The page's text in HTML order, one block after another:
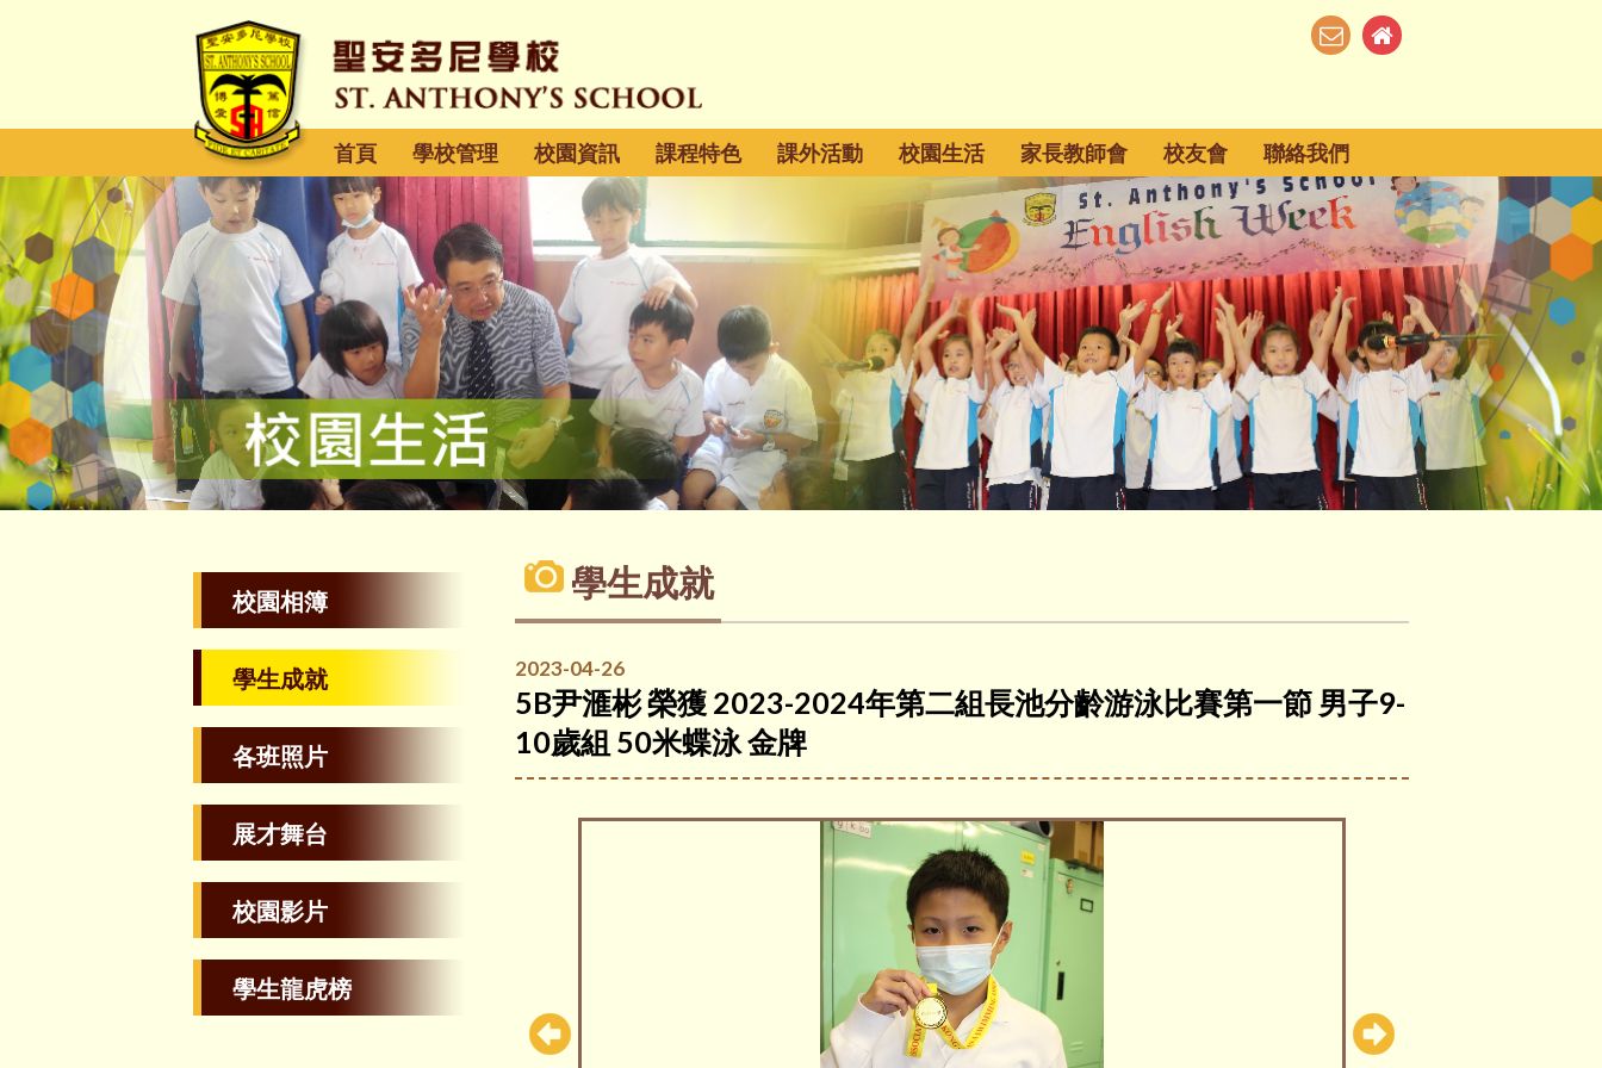
首頁 學校管理 校園資訊 課程特色 課外活動 校園生活 家長教師會 校友會 聯絡我們
校園相簿
學生成就
各班照片
展才舞台
校園影片
學生龍虎榜
學生成就
2023-04-26
5B尹滙彬 榮獲 2023-2024年第二組長池分齡游泳比賽第一節 男子9-
10歲組 50米蝶泳 金牌